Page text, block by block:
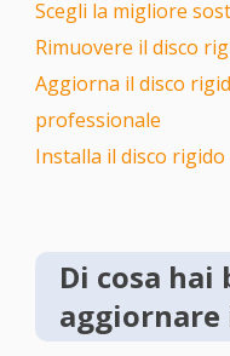
Scegli la migliore
Rimuovere il disco
Aggiorna il disco
professionale
Installa il disco rigido
Di cosa hai
aggiornare